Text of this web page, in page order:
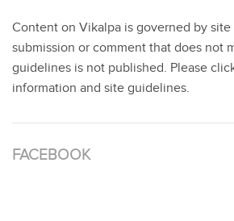
Content on Vikalpa is governed by
submission or comment that does not
guidelines is not published. Please
information and site guidelines.
FACEBOOK